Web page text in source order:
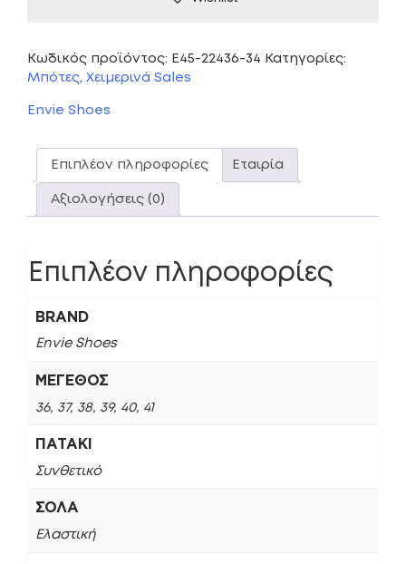
Κωδικός προϊόντος: E45-22436-34 Κατηγορίες:
Μπότες, Χειμερινά Sales
Envie Shoes
Επιπλέον πληροφορίες Εταιρία
Αξιολογήσεις (0)
Επιπλέον πληροφορίες
BRAND
Envie Shoes
ΜΈΓΕΘΟΣ
36, 37, 38, 39, 40, 41
ΠΑΤΆΚΙ
Συνθετικό
ΣΌΛΑ
Ελαστική